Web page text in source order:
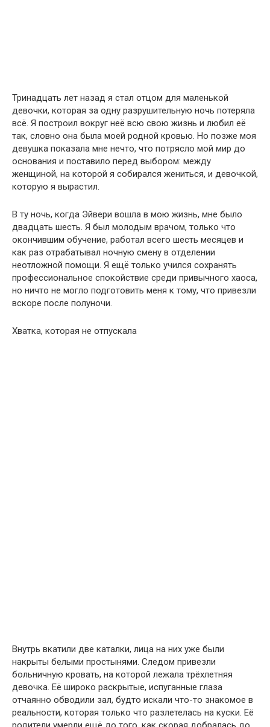
Тринадцать лет назад я стал отцом для маленькой
девочки, которая за одну разрушительную ночь потеряла
всё. Я построил вокруг неё всю свою жизнь и любил её
так, словно она была моей родной кровью. Но позже моя
девушка показала мне нечто, что потрясло мой мир до
основания и поставило перед выбором: между
женщиной, на которой я собирался жениться, и девочкой,
которую я вырастил.
В ту ночь, когда Эйвери вошла в мою жизнь, мне было
двадцать шесть. Я был молодым врачом, только что
окончившим обучение, работал всего шесть месяцев и
как раз отрабатывал ночную смену в отделении
неотложной помощи. Я ещё только учился сохранять
профессиональное спокойствие среди привычного хаоса,
но ничто не могло подготовить меня к тому, что привезли
вскоре после полуночи.
Хватка, которая не отпускала
Внутрь вкатили две каталки, лица на них уже были
накрыты белыми простынями. Следом привезли
больничную кровать, на которой лежала трёхлетняя
девочка. Её широко раскрытые, испуганные глаза
отчаянно обводили зал, будто искали что-то знакомое в
реальности, которая только что разлетелась на куски. Её